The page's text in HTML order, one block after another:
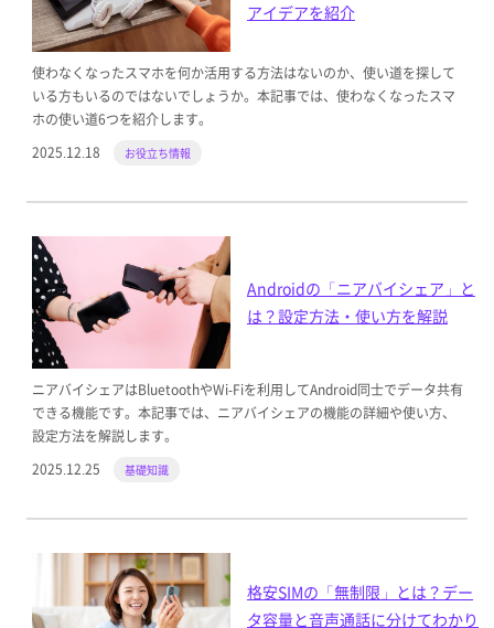
アイデアを紹介
使わなくなったスマホを何か活用する方法はないのか、使い道を探して
いる方もいるのではないでしょうか。本記事では、使わなくなったスマ
ホの使い道6つを紹介します。
2025.12.18
お役立ち情報
Androidの「ニアバイシェア」と
は？設定方法・使い方を解説
ニアバイシェアはBluetoothやWi-Fiを利用してAndroid同士でデータ共有
できる機能です。本記事では、ニアバイシェアの機能の詳細や使い方、
設定方法を解説します。
2025.12.25
基礎知識
格安SIMの「無制限」とは？デー
タ容量と音声通話に分けてわかり